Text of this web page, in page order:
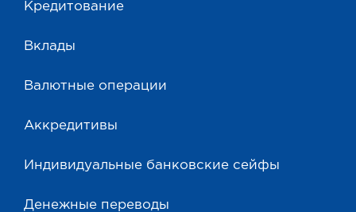
Кредитование
Вклады
Валютные операции
Аккредитивы
Индивидуальные банковские сейфы
Денежные переводы